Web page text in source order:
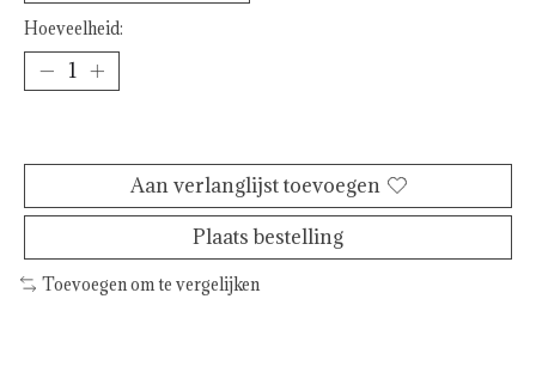
Hoeveelheid:
Aan verlanglijst toevoegen
Plaats bestelling
Toevoegen om te vergelijken